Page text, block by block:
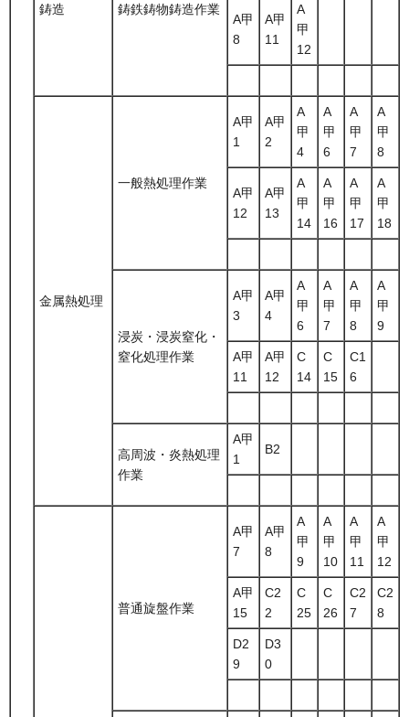
鋳造 鋳鉄鋳物鋳造作業
A甲
8
A甲
11
A
甲
12
金属熱処理
一般熱処理作業
A甲
1
A甲
2
A
甲
4
A
甲
6
A
甲
7
A
甲
8
A甲
12
A甲
13
A
甲
14
A
甲
16
A
甲
17
A
甲
18
浸炭・浸炭窒化・
窒化処理作業
A甲
3
A甲
4
A
甲
6
A
甲
7
A
甲
8
A
甲
9
A甲
11
A甲
12
C
14
C
15
C1
6
高周波・炎熱処理
作業
A甲
1
B2
普通旋盤作業
A甲
7
A甲
8
A
甲
9
A
甲
10
A
甲
11
A
甲
12
A甲
15
C2
2
C
25
C
26
C2
7
C2
8
D2
9
D3
0